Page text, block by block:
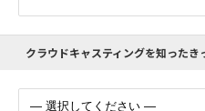
クラウドキャスティングを知ったき